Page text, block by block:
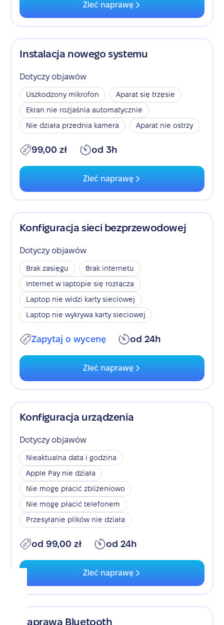
Zleć naprawę
Instalacja nowego systemu
Dotyczy objawów
Uszkodzony mikrofon
Aparat się trzęsie
Ekran nie rozjaśnia automatycznie
Nie działa przednia kamera
Aparat nie ostrzy
99,00 zł od 3h
Zleć naprawę
Konfiguracja sieci bezprzewodowej
Dotyczy objawów
Brak zasięgu
Brak internetu
Internet w laptopie się rozłącza
Laptop nie widzi karty sieciowej
Laptop nie wykrywa karty sieciowej
Zapytaj o wycenę od 24h
Zleć naprawę
Konfiguracja urządzenia
Dotyczy objawów
Nieaktualna data i godzina
Apple Pay nie działa
Nie mogę płacić zbliżeniowo
Nie mogę płacić telefonem
Przesyłanie plików nie działa
od 99,00 zł od 24h
Zleć naprawę
Naprawa Bluetooth